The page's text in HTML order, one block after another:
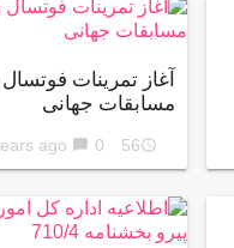
آغاز تمرینات
مسابقات جهانی
access_time
56 years ago
chat_bubble 0